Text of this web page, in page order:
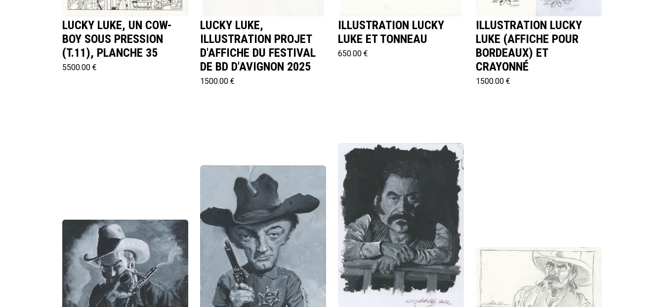
LUCKY LUKE, UN COW-
BOY SOUS PRESSION
(T.11), PLANCHE 35
5500.00 €
LUCKY LUKE,
ILLUSTRATION PROJET
D'AFFICHE DU FESTIVAL
DE BD D'AVIGNON 2025
1500.00 €
ILLUSTRATION LUCKY
LUKE ET TONNEAU
650.00 €
ILLUSTRATION LUCKY
LUKE (AFFICHE POUR
BORDEAUX) ET
CRAYONNÉ
1500.00 €